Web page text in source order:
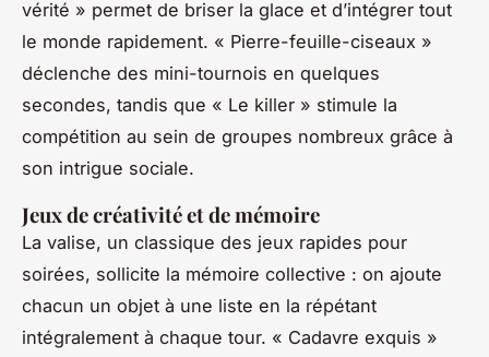
vérité » permet de briser la glace et d’intégrer tout
le monde rapidement. « Pierre-feuille-ciseaux »
déclenche des mini-tournois en quelques
secondes, tandis que « Le killer » stimule la
compétition au sein de groupes nombreux grâce à
son intrigue sociale.
Jeux de créativité et de mémoire
La valise, un classique des jeux rapides pour
soirées, sollicite la mémoire collective : on ajoute
chacun un objet à une liste en la répétant
intégralement à chaque tour. « Cadavre exquis »